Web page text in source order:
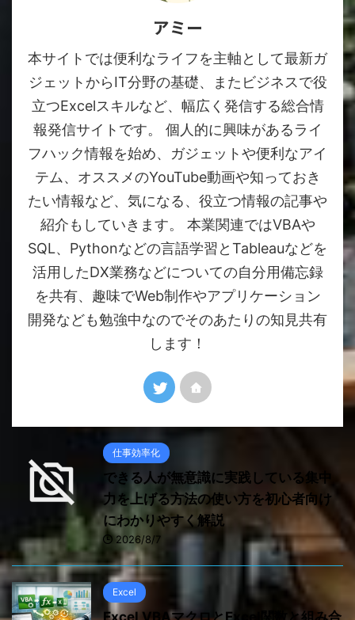
アミー
本サイトでは便利なライフを主軸として最新ガ
ジェットからIT分野の基礎、またビジネスで役
立つExcelスキルなど、幅広く発信する総合情
報発信サイトです。 個人的に興味があるライ
フハック情報を始め、ガジェットや便利なアイ
テム、オススメのYouTube動画や知っておき
たい情報など、気になる、役立つ情報の記事や
紹介もしていきます。 本業関連ではVBAや
SQL、Pythonなどの言語学習とTableauなどを
活用したDX業務などについての自分用備忘録
を共有、趣味でWeb制作やアプリケーション
開発なども勉強中なのでそのあたりの知見共有
します！
仕事効率化
できる人が無意識に実践している集中
力を上げる方法の使い方を初心者向け
にわかりやすく解説
2026/8/7
Excel
Excel VBAマクロとExcel関数と組み合